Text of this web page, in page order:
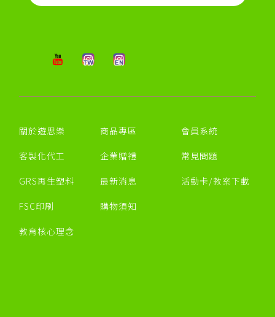
關於遊思樂
客製化代工
GRS再生塑料
FSC印刷
教育核心理念
商品專區
企業贈禮
最新消息
購物須知
會員系統
常見問題
活動卡/教案下載